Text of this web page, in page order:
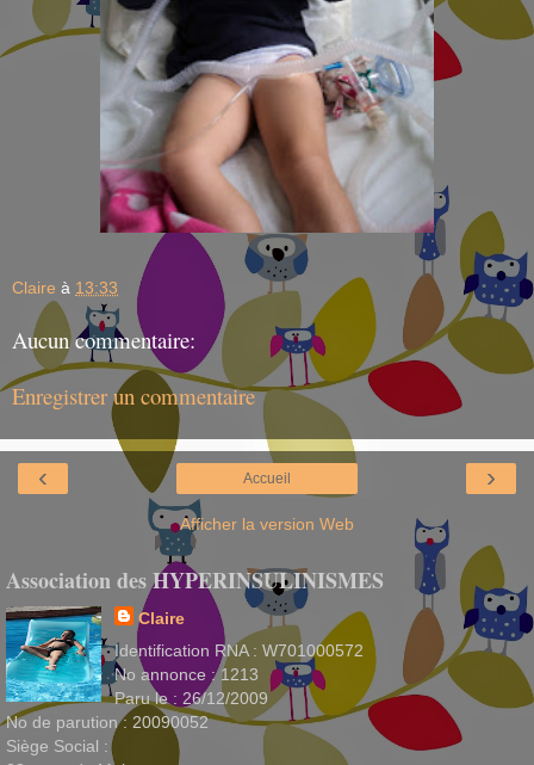
Claire à 13:33
Aucun commentaire:
Enregistrer un commentaire
‹ ›
Accueil
Afficher la version Web
Association des HYPERINSULINISMES
Claire
Identification RNA : W701000572
No annonce : 1213
Paru le : 26/12/2009
No de parution : 20090052
Siège Social :